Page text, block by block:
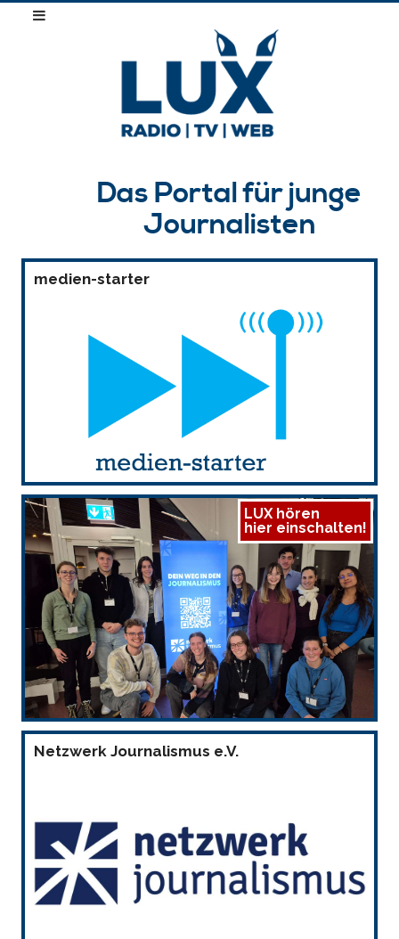
Das Portal für junge
Journalisten
medien-starter
LUX hören
hier einschalten!
Netzwerk Journalismus e.V.